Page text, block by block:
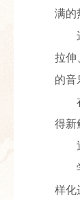
满的
拉伸
的音
得新
样化